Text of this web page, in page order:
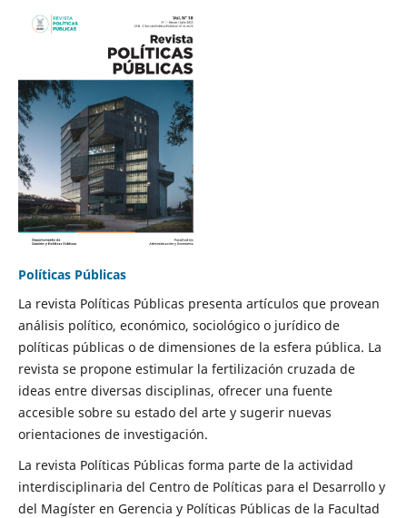
Políticas Públicas
La revista Políticas Públicas presenta artículos que provean
análisis político, económico, sociológico o jurídico de
políticas públicas o de dimensiones de la esfera pública. La
revista se propone estimular la fertilización cruzada de
ideas entre diversas disciplinas, ofrecer una fuente
accesible sobre su estado del arte y sugerir nuevas
orientaciones de investigación.
La revista Políticas Públicas forma parte de la actividad
interdisciplinaria del Centro de Políticas para el Desarrollo y
del Magíster en Gerencia y Políticas Públicas de la Facultad